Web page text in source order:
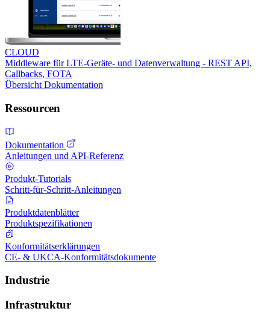
CLOUD
Middleware für LTE-Geräte- und Datenverwaltung - REST API,
Callbacks, FOTA
Übersicht Dokumentation
Ressourcen
Dokumentation
Anleitungen und API-Referenz
Produkt-Tutorials
Schritt-für-Schritt-Anleitungen
Produktdatenblätter
Produktspezifikationen
Konformitätserklärungen
CE- & UKCA-Konformitätsdokumente
Industrie
Infrastruktur